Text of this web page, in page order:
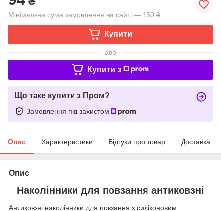
Мінімальна сума замовлення на сайті — 150 ₴
Купити
або
Купити з
Що таке купити з Пром?
Замовлення під захистом
Опис Характеристики Відгуки про товар Доставка
Опис
Наколінники для повзання антиковзні
Антиковзні наколінники для повзання з силіконовим